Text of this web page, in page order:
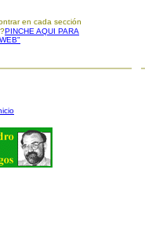
en cada sección
PINCHE AQUI PARA